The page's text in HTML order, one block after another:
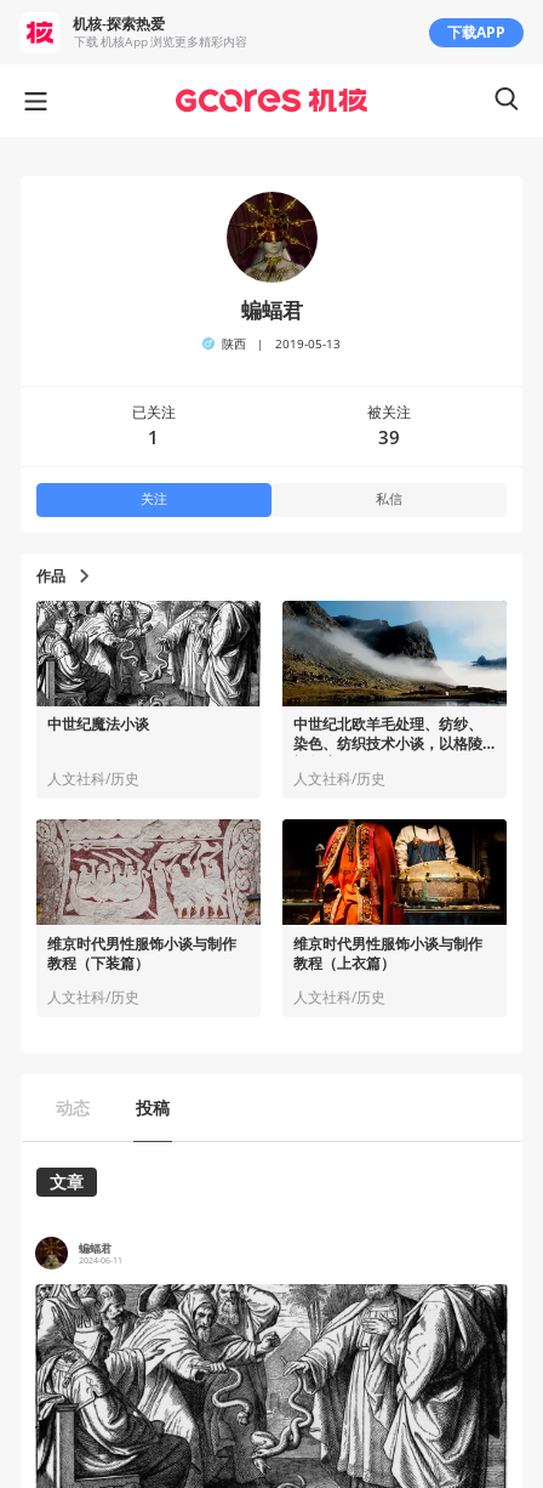
作品
中世纪魔法小谈
人文社科/历史
中世纪北欧羊毛处理、纺纱、
染色、纺织技术小谈，以格陵
兰岛为例
人文社科/历史
维京时代男性服饰小谈与制作
教程（下装篇）
人文社科/历史
维京时代男性服饰小谈与制作
教程（上衣篇）
人文社科/历史
动态 投稿
文章
蝙蝠君
2024-06-11
蝙蝠君
陕西 | 2019-05-13
已关注
1
被关注
39
关注 私信
机核-探索热爱
下载 机核App 浏览更多精彩内容 下载APP